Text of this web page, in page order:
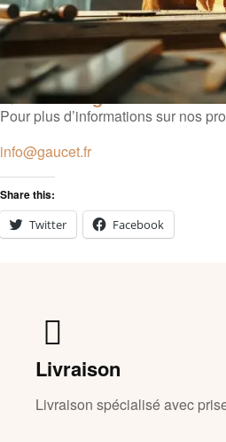
Questions générales
Pour plus d’informations sur nos
info@gaucet.fr
Share this:
Twitter
Facebook
Livraison
Livraison spécialisé avec